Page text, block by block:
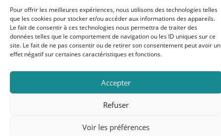
Pour offrir les meilleures expériences, nous utilisons des technologies telles
que les cookies pour stocker et/ou accéder aux informations des appareils.
Le fait de consentir à ces technologies nous permettra de traiter des
données telles que le comportement de navigation ou les ID uniques sur ce
site. Le fait de ne pas consentir ou de retirer son consentement peut avoir un
effet négatif sur certaines caractéristiques et fonctions.
Accepter
Refuser
Voir les préférences
01800 Pérouges
France
0619171365
renardpetite@gmail.com